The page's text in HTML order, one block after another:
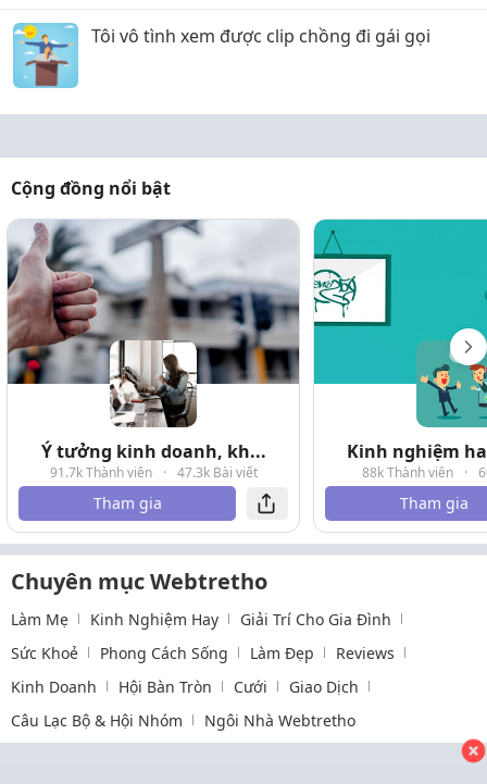
Tôi vô tình xem được clip chồng đi gái gọi
Cộng đồng nổi bật
Ý tưởng kinh doanh, kh...
91.7k Thành viên · 47.3k Bài viết
Tham gia
Kinh nghiệm
88k Thành viên ·
Tham gia
Chuyên mục Webtretho
Làm Mẹ Kinh Nghiệm Hay
Giải Trí Cho Gia Đình
Sức Khoẻ
Phong Cách Sống Làm Đẹp
Reviews
Kinh Doanh
Hội Bàn Tròn Cưới
Giao Dịch
Câu Lạc Bộ & Hội Nhóm
Ngôi Nhà Webtretho